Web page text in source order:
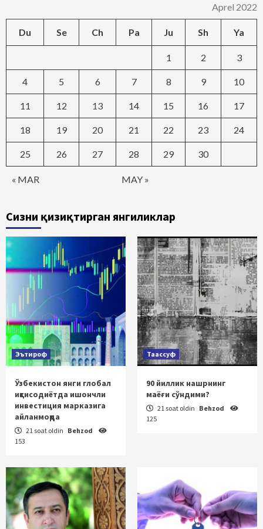
Aprel 2022
Du Se Ch Pa Ju Sh Ya
« MAR MAY »
1 2 3
4 5 6 7 8 9 10
11 12 13 14 15 16 17
18 19 20 21 22 23 24
25 26 27 28 29 30
Сизни қизиқтирган янгиликлар
Эътироф
Ўзбекистон янги глобал
иқтисодиётда ишончли
инвестиция марказига
айланмоқда
21 soat oldin Behzod
153
Таассуф
90 йиллик нашрнинг
маёғи сўндими?
21 soat oldin Behzod
125